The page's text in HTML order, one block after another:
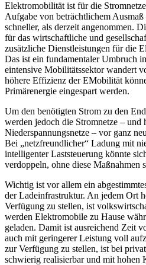
Elektromobilität ist für die
Aufgabe von beträchtlichem
schneller, als derzeit angenommen.
für das wirtschaftliche und
zusätzliche Dienstleis­tungen für die
Das ist ein fundamentaler Umbruch
eintensive Mobilitätssektor wandert
höhere Effizienz der E­Mobilität
Primärenergie eingespart werden.
Um den benötigten Strom zu den
werden jedoch die Stromnetze – und
Niederspannungsnetze – vor ganz
Bei „netzfreundlicher“ Ladung mit
intelligenter Laststeuerung könnte
verdoppeln, ohne diese Maßnahmen
Wichtig ist vor allem ein
der Ladeinfrastruktur. An jedem Ort
Verfügung zu stellen, ist
werden Elektromobile zu Hause
geladen. Damit ist ausreichend Zeit
auch mit geringerer Leistung voll
zur Verfügung zu stellen, ist bei
schwierig realisierbar und mit hohen